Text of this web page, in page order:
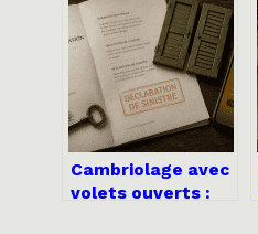
choisir le bon
artisan
Cambriolage avec
volets ouverts :